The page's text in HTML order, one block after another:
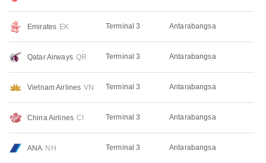
Emirates EK Terminal 3 Antarabangsa
Qatar Airways QR Terminal 3 Antarabangsa
Vietnam Airlines VN Terminal 3 Antarabangsa
China Airlines CI Terminal 3 Antarabangsa
ANA NH Terminal 3 Antarabangsa